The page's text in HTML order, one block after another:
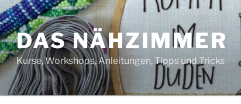
DAS NÄHZIMMER
Kurse, Workshops, Anleitungen, Tipps und Tricks